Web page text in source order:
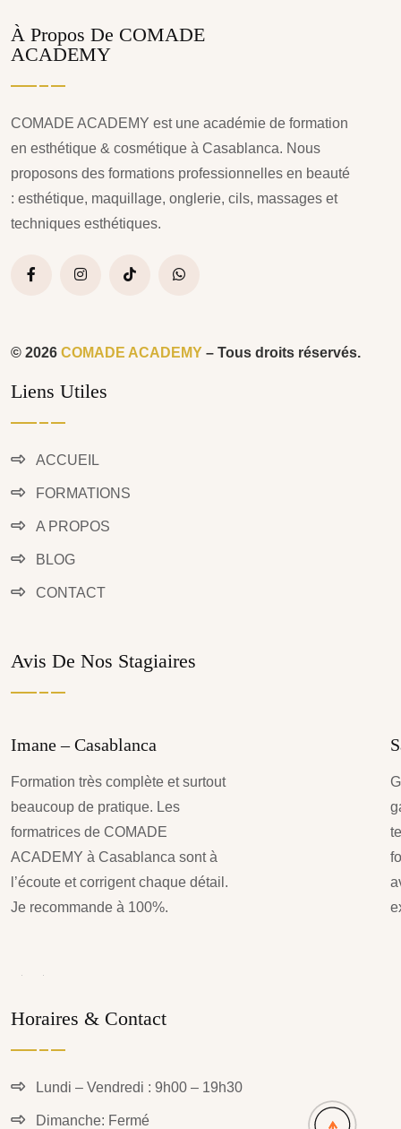
À Propos De COMADE
ACADEMY
COMADE ACADEMY est une académie de formation
en esthétique & cosmétique à Casablanca. Nous
proposons des formations professionnelles en beauté
: esthétique, maquillage, onglerie, cils, massages et
techniques esthétiques.
© 2026 COMADE ACADEMY – Tous droits réservés.
Liens Utiles
ACCUEIL
FORMATIONS
A PROPOS
BLOG
CONTACT
Avis De Nos Stagiaires
Imane – Casablanca
Formation très complète et surtout
beaucoup de pratique. Les
formatrices de COMADE
ACADEMY à Casablanca sont à
l’écoute et corrigent chaque détail.
Je recommande à 100%.
Horaires & Contact
Lundi – Vendredi : 9h00 – 19h30
Dimanche: Fermé